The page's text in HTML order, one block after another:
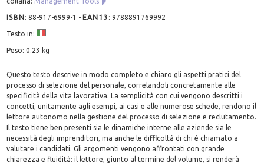
ISBN:88-917-6999-1 - EAN13 :9788891769992
Testo in:
Peso: 0.23 kg
Questo testo descrive in modo completo e chiaro gli aspetti pratici del
processo di selezione del personale, correlandoli concretamente alle
specificità della vita lavorativa. La semplicità con cui vengono descritti i
concetti, unitamente agli esempi, ai casi e alle numerose schede, rendono il
lettore autonomo nella gestione del processo di selezione e reclutamento.
Il testo tiene ben presenti sia le dinamiche interne alle aziende sia le
necessità degli imprenditori, ma anche le difficoltà di chi è chiamato a
valutare i candidati. Gli argomenti vengono affrontati con grande
chiarezza e fluidità: il lettore, giunto al termine del volume, si renderà